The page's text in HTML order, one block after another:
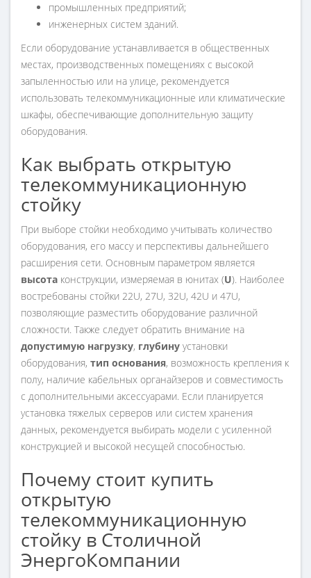
промышленных предприятий;
инженерных систем зданий.
Если оборудование устанавливается в общественных
местах, производственных помещениях с высокой
запыленностью или на улице, рекомендуется
использовать телекоммуникационные или климатические
шкафы, обеспечивающие дополнительную защиту
оборудования.
Как выбрать открытую
телекоммуникационную
стойку
При выборе стойки необходимо учитывать количество
оборудования, его массу и перспективы дальнейшего
расширения сети. Основным параметром является
высота конструкции, измеряемая в юнитах (U). Наиболее
востребованы стойки 22U, 27U, 32U, 42U и 47U,
позволяющие разместить оборудование различной
сложности. Также следует обратить внимание на
допустимую нагрузку, глубину установки
оборудования, тип основания, возможность крепления к
полу, наличие кабельных органайзеров и совместимость
с дополнительными аксессуарами. Если планируется
установка тяжелых серверов или систем хранения
данных, рекомендуется выбирать модели с усиленной
конструкцией и высокой несущей способностью.
Почему стоит купить
открытую
телекоммуникационную
стойку в Столичной
ЭнергоКомпании